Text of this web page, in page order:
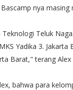
nya masing
Teknologi Teluk
Yadika 3.
Barat," terang Alex
bahwa para